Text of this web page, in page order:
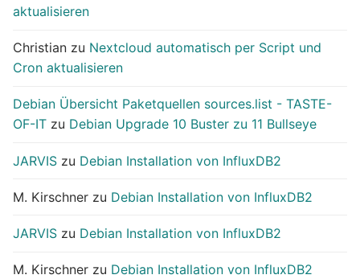
aktualisieren
Christian zu Nextcloud automatisch per Script und
Cron aktualisieren
Debian Übersicht Paketquellen sources.list - TASTE-
OF-IT zu Debian Upgrade 10 Buster zu 11 Bullseye
JARVIS zu Debian Installation von InfluxDB2
M. Kirschner zu Debian Installation von InfluxDB2
JARVIS zu Debian Installation von InfluxDB2
M. Kirschner zu Debian Installation von InfluxDB2